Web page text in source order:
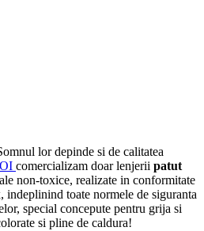
lor depinde si de calitatea
comercializam doar lenjerii patut
non-toxice, realizate in conformitate
indeplinind toate normele de siguranta
special concepute pentru grija si
si pline de caldura!